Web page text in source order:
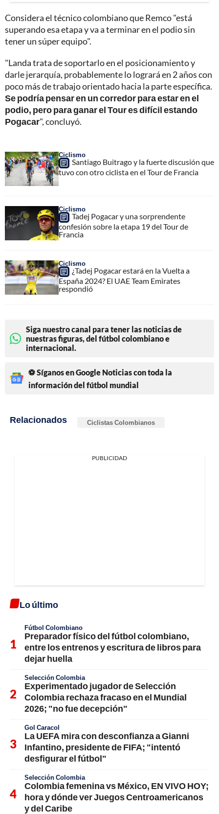
Considera el técnico colombiano que Remco "está
superando esa etapa y va a terminar en el podio sin
tener un súper equipo".
"Landa trata de soportarlo en el posicionamiento y
darle jerarquía, probablemente lo logrará en 2 años con
poco más de trabajo orientado hacia la parte específica.
Se podría pensar en un corredor para estar en el
podio, pero para ganar el Tour es difícil estando
Pogacar", concluyó.
Ciclismo
Santiago Buitrago y la fuerte discusión que
tuvo con otro ciclista en el Tour de Francia
Ciclismo
Tadej Pogacar y una sorprendente
confesión sobre la etapa 19 del Tour de
Francia
Ciclismo
¿Tadej Pogacar estará en la Vuelta a
España 2024? El UAE Team Emirates
respondió
Siga nuestro canal para tener las noticias de
nuestras figuras, del fútbol colombiano e
internacional.
⚽ Síganos en Google Noticias con toda la
información del fútbol mundial
Relacionados Ciclistas Colombianos
PUBLICIDAD
Lo último
Fútbol Colombiano
Preparador físico del fútbol colombiano,
entre los entrenos y escritura de libros para
dejar huella
Selección Colombia
Experimentado jugador de Selección
Colombia rechaza fracaso en el Mundial
2026; "no fue decepción"
Gol Caracol
La UEFA mira con desconfianza a Gianni
Infantino, presidente de FIFA; "intentó
desfigurar el fútbol"
Selección Colombia
Colombia femenina vs México, EN VIVO HOY;
hora y dónde ver Juegos Centroamericanos
y del Caribe